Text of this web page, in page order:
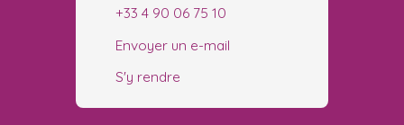
+33 4 90 06 75 10
Envoyer un e-mail
S'y rendre